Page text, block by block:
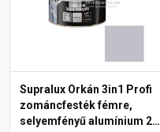
Supralux Orkán 3in1 Profi
zománcfesték fémre,
selyemfényű alumínium 2,5